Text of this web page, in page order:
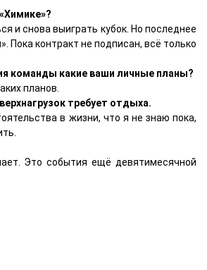
и снова выиграть кубок. Но последнее
Пока контракт не подписан, всё только
команды какие ваши личные планы?
планов.
требует отдыха.
в жизни, что я не знаю пока,
Это события ещё девятимесячной